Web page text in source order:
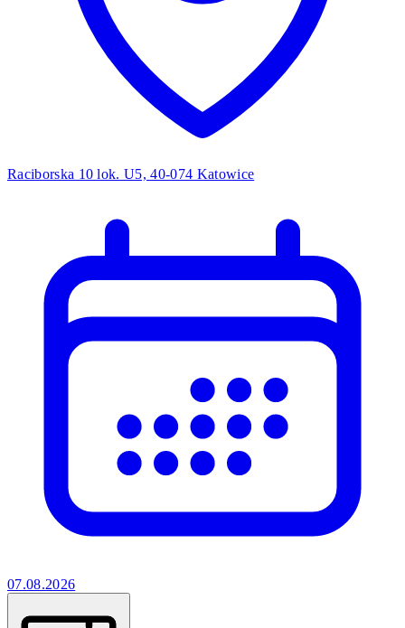
Raciborska 10 lok. U5, 40-074 Katowice
07.08.2026